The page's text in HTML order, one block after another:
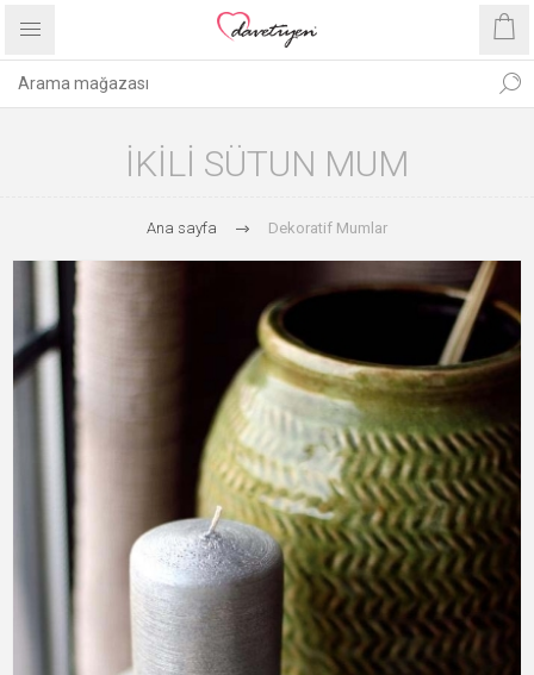
İKILI SÜTUN MUM
Ana sayfa Dekoratif Mumlar